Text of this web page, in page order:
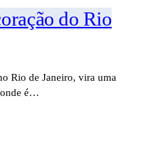
do Rio
Rio de Janeiro, vira uma
onde é…